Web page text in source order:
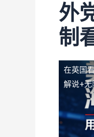
外
制
在英国
解说+无